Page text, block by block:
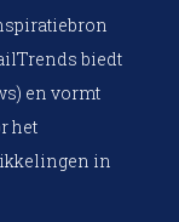
biedt
en vormt
het
in